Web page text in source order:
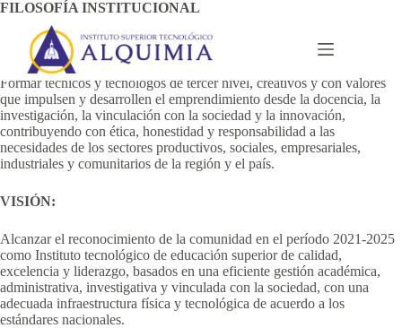
Saltar
contenido
FILOSOFÍA INSTITUCIONAL
MISIÓN:
Formar técnicos y tecnólogos de tercer nivel, creativos y con valores
que impulsen y desarrollen el emprendimiento desde la docencia, la
investigación, la vinculación con la sociedad y la innovación,
contribuyendo con ética, honestidad y responsabilidad a las
necesidades de los sectores productivos, sociales, empresariales,
industriales y comunitarios de la región y el país.
VISIÓN:
Alcanzar el reconocimiento de la comunidad en el período 2021-2025
como Instituto tecnológico de educación superior de calidad,
excelencia y liderazgo, basados en una eficiente gestión académica,
administrativa, investigativa y vinculada con la sociedad, con una
adecuada infraestructura física y tecnológica de acuerdo a los
estándares nacionales.